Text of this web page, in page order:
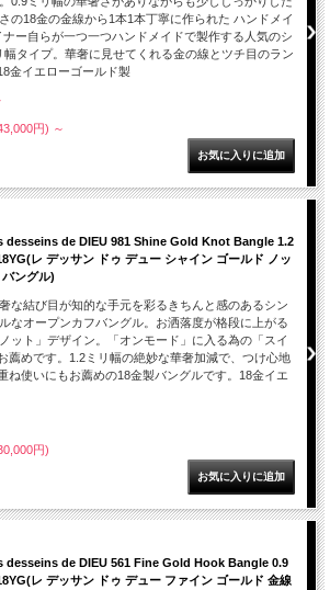
の18金の金線から1本1本丁寧に作られた ハンドメイ
ナー自らが一つ一つハンドメイドで製作する人気のシ
タイプ。華奢に見せてくれる金の線とツチ目のラン
金イエローゴールド製
円) ～
desseins de DIEU 981 Shine Gold Knot Bangle 1.2
レ デッサン ドゥ デュー シャイン ゴールド ノッ
バングル)
な結び目が知的な手元を彩るきちんと感のあるシン
なオープンカフバングル。お洒落度が格段に上がる
ノット」デザイン。「オンモード」に入る為の「スイ
薦めです。1.2ミリ幅の絶妙な華奢加減で、つけ心地
ね使いにもお薦めの18金製バングルです。18金イエ
円)
desseins de DIEU 561 Fine Gold Hook Bangle 0.9
レ デッサン ドゥ デュー ファイン ゴールド 金線